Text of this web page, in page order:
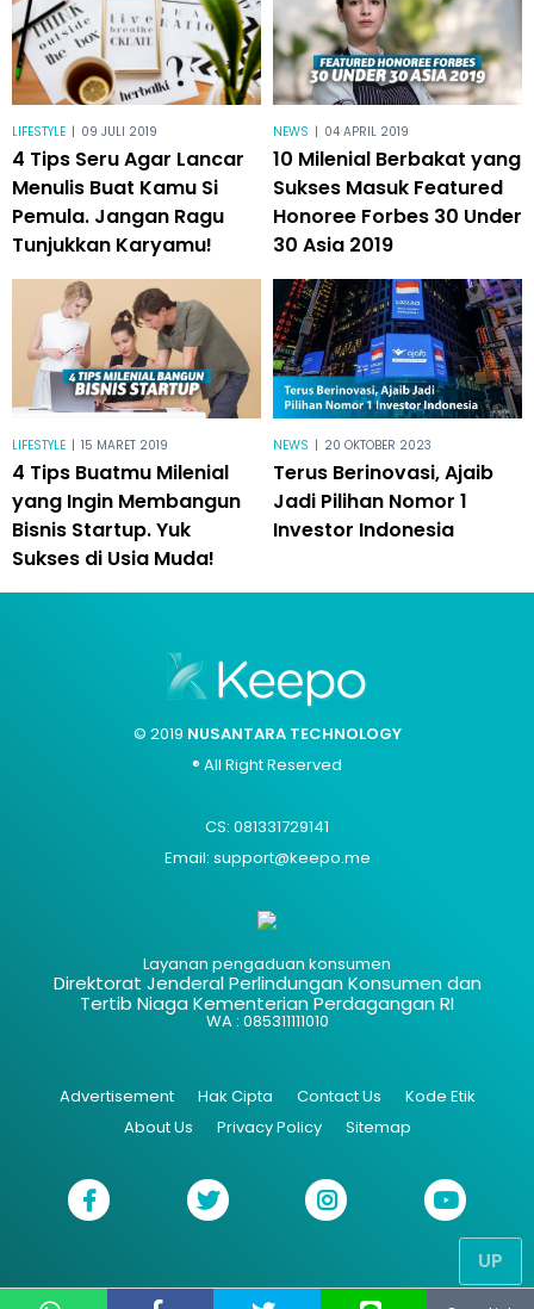
LIFESTYLE | 09 JULI 2019
4 Tips Seru Agar Lancar
Menulis Buat Kamu Si
Pemula. Jangan Ragu
Tunjukkan Karyamu!
NEWS | 04 APRIL 2019
10 Milenial Berbakat yang
Sukses Masuk Featured
Honoree Forbes 30 Under
30 Asia 2019
LIFESTYLE | 15 MARET 2019
4 Tips Buatmu Milenial
yang Ingin Membangun
Bisnis Startup. Yuk
Sukses di Usia Muda!
NEWS | 20 OKTOBER 2023
Terus Berinovasi, Ajaib
Jadi Pilihan Nomor 1
Investor Indonesia
UP
© 2019 NUSANTARA TECHNOLOGY
® All Right Reserved
CS: 081331729141
Email: support@keepo.me
Layanan pengaduan konsumen
Direktorat Jenderal Perlindungan Konsumen dan
Tertib Niaga Kementerian Perdagangan RI
WA : 085311111010
Advertisement Hak Cipta Contact Us
Kode Etik
About Us
Privacy Policy Sitemap